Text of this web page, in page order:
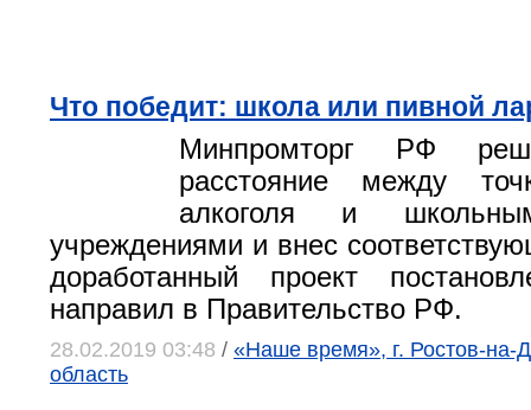
Что победит: школа или пивной
Минпромторг РФ
расстояние между
алкоголя и
учреждениями и внес
доработанный проект
направил в Правительство РФ.
28.02.2019 03:48 / «Наше время», г. Ростов-на-
область